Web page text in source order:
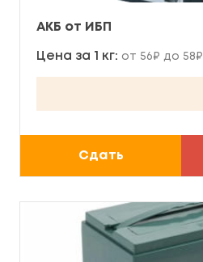
АКБ от ИБП
Цена за 1 кг: от 56₽ до 58₽
Сдать